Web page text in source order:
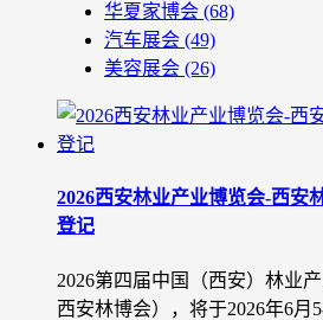
华夏家博会 (68)
汽车展会 (49)
美容展会 (26)
2026西安林业产业博览会-西安
登记
2026第四届中国（西安）林业
西安林博会），将于2026年6月